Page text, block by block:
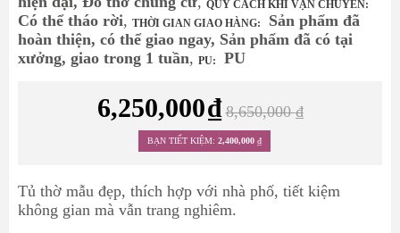
QUY CÁCH KHI VẬN CHUYỂN:
Có thể tháo rời, THỜI GIAN GIAO HÀNG:
Sản phẩm đã
hoàn thiện, có thể giao ngay, Sản phẩm đã có tại
xưởng, giao trong 1 tuần, PU: PU
6,250,000₫ 8,650,000 ₫
BẠN TIẾT KIỆM: 2,400,000 ₫
Tủ thờ mẫu đẹp, thích hợp với nhà phố, tiết kiệm
không gian mà vẫn trang nghiêm.